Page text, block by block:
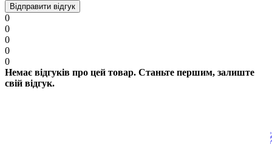
Відправити відгук
0
0
0
0
0
Немає відгуків про цей товар. Станьте першим, залиште
свій відгук.